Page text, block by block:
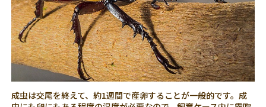
成虫は交尾を終えて、約1週間で産卵することが一般的です。成